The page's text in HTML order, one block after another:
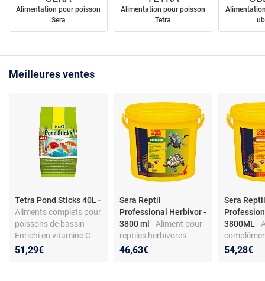
Alimentation pour poisson
Sera
Alimentation pour poisson
Tetra
Meilleures ventes
Tetra Pond Sticks 40L -
Aliments complets pour
poissons de bassin -
Enrichi en vitamine C -
Digestion facilitée - 40L
51,29€
Sera Reptil
Professional Herbivor -
3800 ml- Aliment pour
reptiles herbivores -
Mélange de 20 herbes
46,63€
Sera
3800ML-
reptiles
54,28€